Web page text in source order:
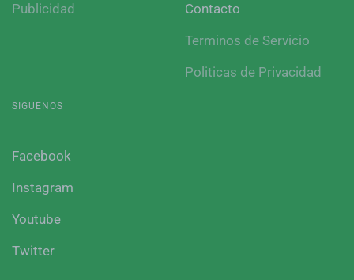
Publicidad
Contacto
Terminos de Servicio
Politicas de Privacidad
SIGUENOS
Facebook
Instagram
Youtube
Twitter